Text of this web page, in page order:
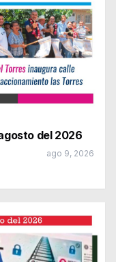
del 2026
ago 9, 2026